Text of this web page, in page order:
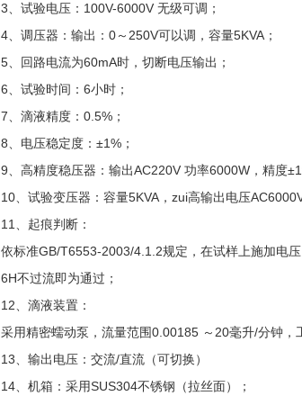
3、试验电压：100V-6000V 无级可调；
4、调压器：输出：0～250V可以调，容量5KVA；
5、回路电流为60mA时，切断电压输出；
6、试验时间：6小时；
7、滴液精度：0.5%；
8、电压稳定度：±1%；
9、高精度稳压器：输出AC220V 功率6000W，精度
10、试验变压器：容量5KVA，zui高输出电压
11、起痕判断：
依标准GB/T6553-2003/4.1.2规定，在试样上施加电
6H不过流即为通过；
12、滴液装置：
采用精密蠕动泵，流量范围0.00185 ～20毫升/分钟，
13、输出电压：交流/直流（可切换）
14、机箱：采用SUS304不锈钢（拉丝面）；